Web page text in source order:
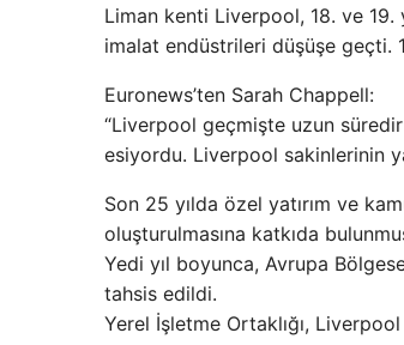
Liman kenti Liverpool, 18. ve
imalat endüstrileri düşüşe geçti.
Euronews’ten Sarah Chappell:
“Liverpool geçmişte uzun
esiyordu. Liverpool sakinlerinin
Son 25 yılda özel yatırım ve
oluşturulmasına katkıda
Yedi yıl boyunca, Avrupa
tahsis edildi.
Yerel İşletme Ortaklığı,